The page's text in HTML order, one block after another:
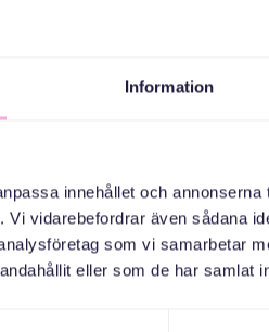
Information
innehållet och
vidarebefordrar även sådana
som vi samarbetar
eller som de har samlat